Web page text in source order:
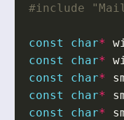
#include
const char*
const
char*
const
char*
const
char*
const
char*